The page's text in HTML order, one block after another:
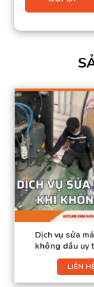
Dịch vụ sửa
không dầu uy
LIÊN